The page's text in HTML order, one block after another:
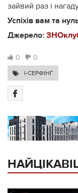
зайвий раз і
Успіхів вам та
Джерело:
0 0
I-СЕРФІНГ